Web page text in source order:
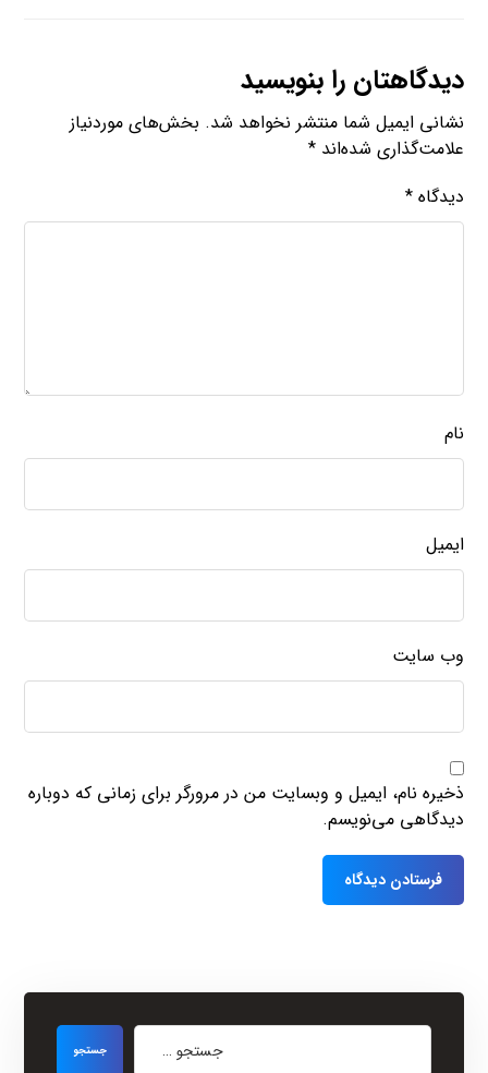
دیدگاهتان را بنویسید
نشانی ایمیل شما منتشر نخواهد شد. بخش‌های موردنیاز
علامت‌گذاری شده‌اند*
دیدگاه*
نام
ایمیل
وب‌ سایت
ذخیره نام، ایمیل و وبسایت من در مرورگر برای زمانی که دوباره
دیدگاهی می‌نویسم.